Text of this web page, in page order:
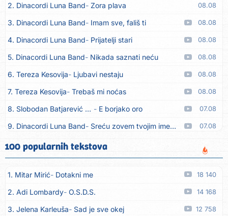
2. Dinacordi Luna Band Zora plava 08.08
3. Dinacordi Luna Band Imam sve, fališ ti 08.08
4. Dinacordi Luna Band Prijatelji stari 08.08
5. Dinacordi Luna Band Nikada saznati neću 08.08
6. Tereza Kesovija Ljubavi nestaju 08.08
7. Tereza Kesovija Trebaš mi noćas 08.08
8. Slobodan Batjarević Čobe E borjako oro 07.08
9. Dinacordi Luna Band Sreću zovem tvojim imenom (feat. Kristina Smetko) 07.08
10. Dinacordi Luna Band Tamburaši (feat. Kristina Smetko)
11. Dinacordi Luna Band Tvoja šutnja (feat. Kristina Smetko) 07.08
12. Tamara Brusić Neću kuhat´, neću prat´ 07.08
13. Grupa TNT Rijeka Via Roma, nikad doma 07.08
14. Zaim Imamović Kada moja mladost prođe 07.08
100 popularnih tekstova
1. Mitar Mirić Dotakni me 18 140
2. Adi Lombardy O.S.D.S. 14 168
3. Jelena Karleuša Sad je sve okej 12 758